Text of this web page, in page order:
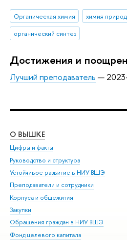
Органическая химия
химия
органический синтез
Достижения и
Лучший преподаватель —
О ВЫШКЕ
Цифры и факты
Руководство и структура
Устойчивое развитие в НИУ ВШЭ
Преподаватели и сотрудники
Корпуса и общежития
Закупки
Обращения граждан в НИУ ВШЭ
Фонд целевого капитала